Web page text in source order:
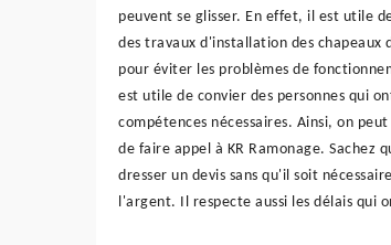
peuvent se glisser. En effet, il est utile
des travaux d'installation des chapeaux
pour éviter les problèmes de
est utile de convier des personnes qui
compétences nécessaires. Ainsi, on
de faire appel à KR Ramonage. Sachez
dresser un devis sans qu'il soit
l'argent. Il respecte aussi les délais qui